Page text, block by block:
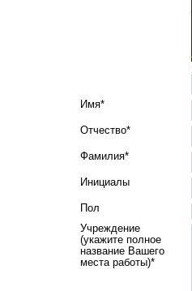
Имя*
Отчество*
Фамилия*
Инициалы
Пол
Учреждение
(укажите полное
название Вашего
места работы)*